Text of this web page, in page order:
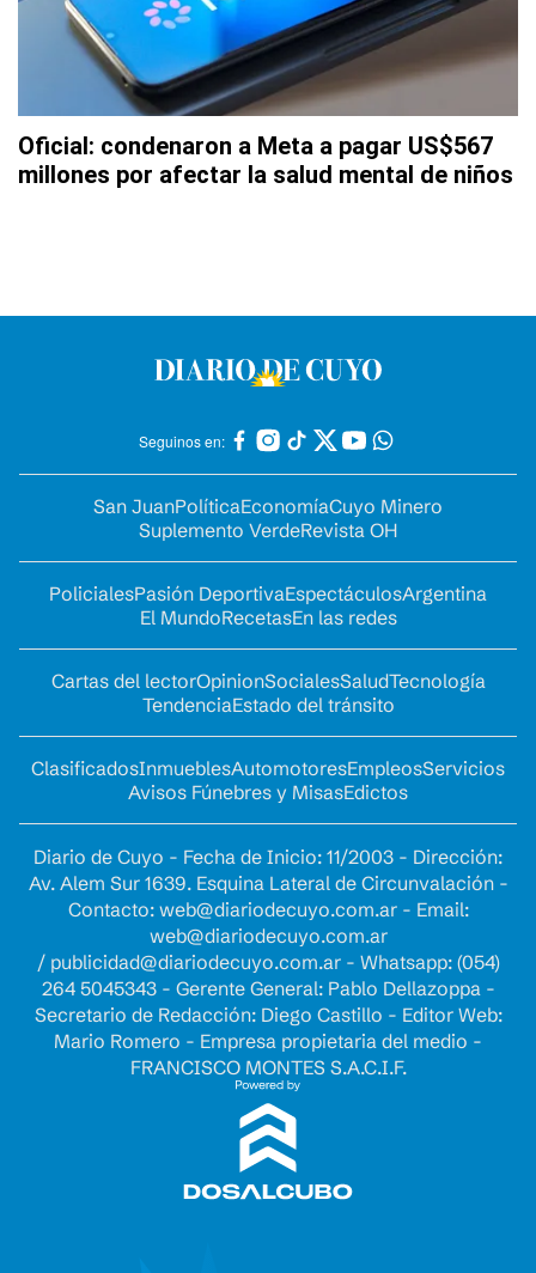
Oficial: condenaron a Meta a pagar US$567
millones por afectar la salud mental de niños
Seguinos en:
San JuanPolíticaEconomíaCuyo Minero
Suplemento VerdeRevista OH
PolicialesPasión DeportivaEspectáculosArgentina
El MundoRecetasEn las redes
Cartas del lectorOpinionSocialesSaludTecnología
TendenciaEstado del tránsito
ClasificadosInmueblesAutomotoresEmpleosServicios
Avisos Fúnebres y MisasEdictos
Diario de Cuyo - Fecha de Inicio: 11/2003 - Dirección:
Av. Alem Sur 1639. Esquina Lateral de Circunvalación -
Contacto: web@diariodecuyo.com.ar- Email:
web@diariodecuyo.com.ar
/ publicidad@diariodecuyo.com.ar- Whatsapp: (054)
264 5045343 - Gerente General: Pablo Dellazoppa -
Secretario de Redacción: Diego Castillo - Editor Web:
Mario Romero - Empresa propietaria del medio -
FRANCISCO MONTES S.A.C.I.F.